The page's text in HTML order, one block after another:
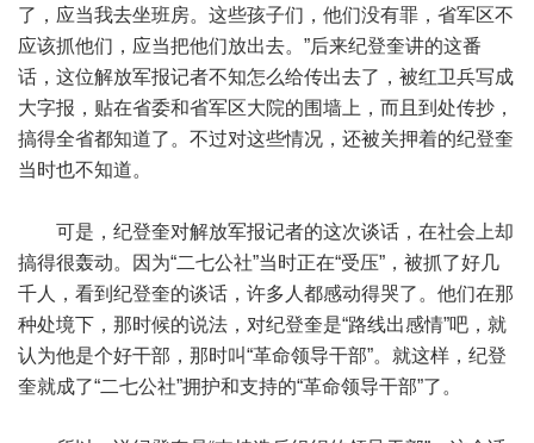
了，应当我去坐班房。这些孩子们，他们没有罪，省军区不
应该抓他们，应当把他们放出去。”后来纪登奎讲的这番
话，这位解放军报记者不知怎么给传出去了，被红卫兵写成
大字报，贴在省委和省军区大院的围墙上，而且到处传抄，
搞得全省都知道了。不过对这些情况，还被关押着的纪登奎
当时也不知道。
可是，纪登奎对解放军报记者的这次谈话，在社会上却
搞得很轰动。因为“二七公社”当时正在“受压”，被抓了好几
千人，看到纪登奎的谈话，许多人都感动得哭了。他们在那
种处境下，那时候的说法，对纪登奎是“路线出感情”吧，就
认为他是个好干部，那时叫“革命领导干部”。就这样，纪登
奎就成了“二七公社”拥护和支持的“革命领导干部”了。